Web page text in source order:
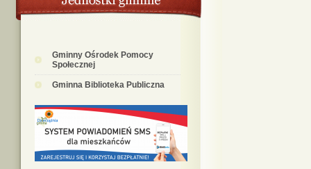
Gminny Ośrodek Pomocy
Społecznej
Gminna Biblioteka Publiczna